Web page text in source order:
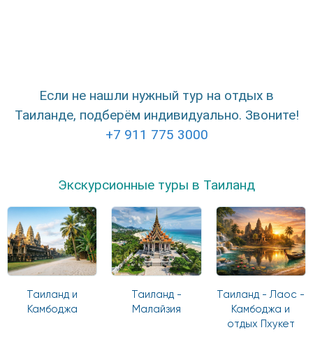
Если не нашли нужный тур на отдых в
Таиланде, подберём индивидуально. Звоните!
+7 911 775 3000
Экскурсионные туры в Таиланд
Таиланд и
Камбоджа
Таиланд -
Малайзия
Таиланд - Лаос -
Камбоджа и
отдых Пхукет